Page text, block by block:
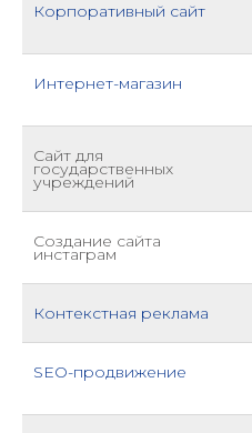
Корпоративный сайт
Интернет-магазин
Сайт для
государственных
учреждений
Создание сайта
инстаграм
Контекстная реклама
SEO-продвижение